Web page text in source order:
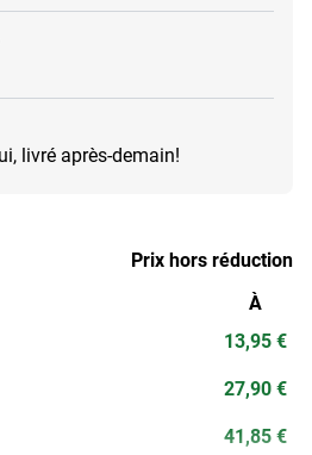
livré après-demain!
Prix hors réduction
À
13,95 €
27,90 €
41,85 €